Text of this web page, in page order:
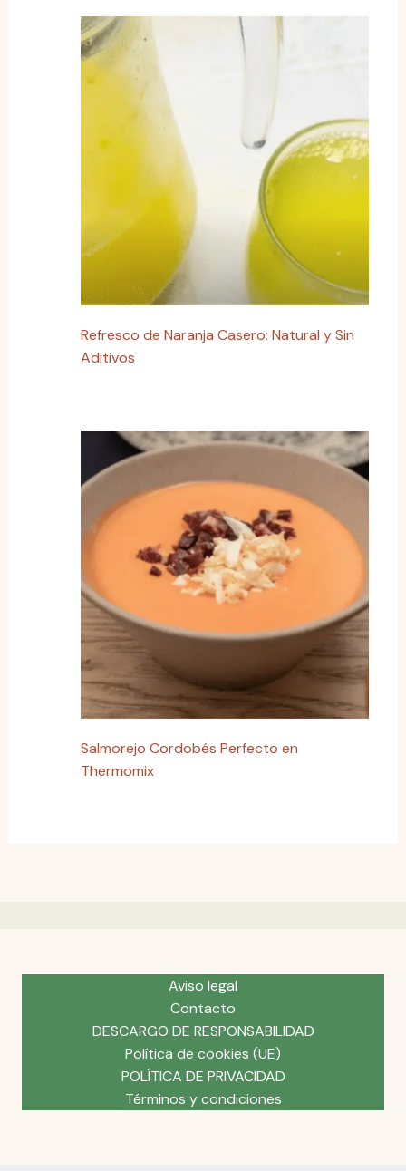
Refresco de Naranja Casero: Natural y Sin
Aditivos
Salmorejo Cordobés Perfecto en
Thermomix
Aviso legal
Contacto
DESCARGO DE RESPONSABILIDAD
Política de cookies (UE)
POLÍTICA DE PRIVACIDAD
Términos y condiciones